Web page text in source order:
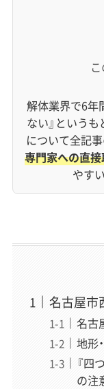
解体業界で6年
ない』という
について全記
専門家への直
やす
名古屋市
名古
地形
『四
の注